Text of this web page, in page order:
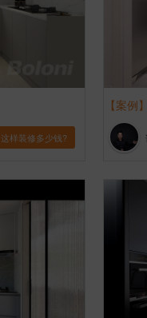
这样装修多少钱?
【案例